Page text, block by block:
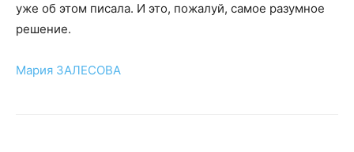
уже об этом писала. И это, пожалуй, самое разумное
решение.
Мария ЗАЛЕСОВА